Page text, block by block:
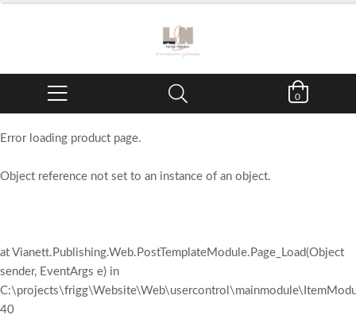
0
Error loading product page.
Object reference not set to an instance of an object.
at Vianett.Publishing.Web.PostTemplateModule.Page_Load(Object
sender, EventArgs e) in
40